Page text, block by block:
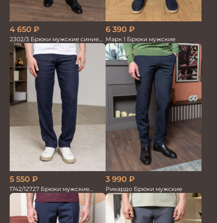
4 650 ₽
2302/3 Брюки мужские синие
диагональ
6 390 ₽
Марк 1 Брюки мужские
5 550 ₽
1742/12727 Брюки мужские
100%лён т.син
3 990 ₽
Рикардо Брюки мужские